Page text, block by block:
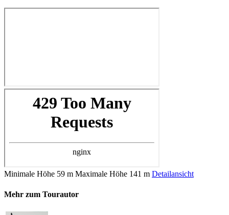
Minimale Höhe 59 m Maximale Höhe 141 m Detailansicht
Mehr zum Tourautor